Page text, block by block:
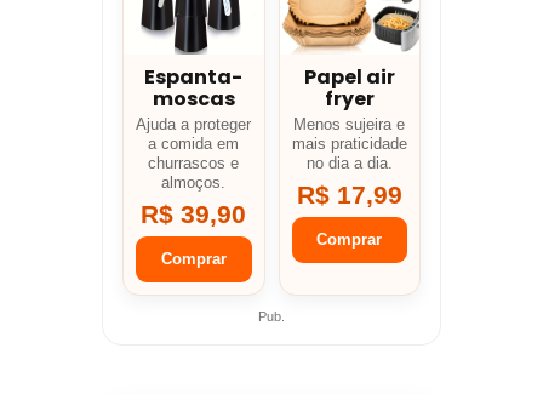
Espanta-
moscas
Ajuda a proteger
a comida em
churrascos e
almoços.
R$ 39,90
Comprar
Papel air
fryer
Menos sujeira e
mais praticidade
no dia a dia.
R$ 17,99
Comprar
Pub.